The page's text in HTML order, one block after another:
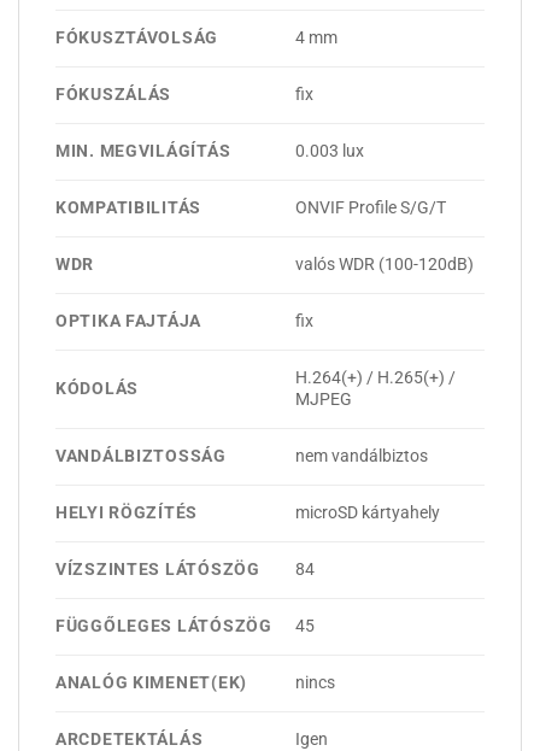
FÓKUSZTÁVOLSÁG 4 mm
FÓKUSZÁLÁS fix
MIN. MEGVILÁGÍTÁS 0.003 lux
KOMPATIBILITÁS ONVIF Profile S/G/T
WDR valós WDR (100-120dB)
OPTIKA FAJTÁJA fix
KÓDOLÁS
H.264(+) / H.265(+) /
MJPEG
VANDÁLBIZTOSSÁG nem vandálbiztos
HELYI RÖGZÍTÉS microSD kártyahely
VÍZSZINTES LÁTÓSZÖG 84
FÜGGŐLEGES LÁTÓSZÖG 45
ANALÓG KIMENET(EK) nincs
ARCDETEKTÁLÁS Igen